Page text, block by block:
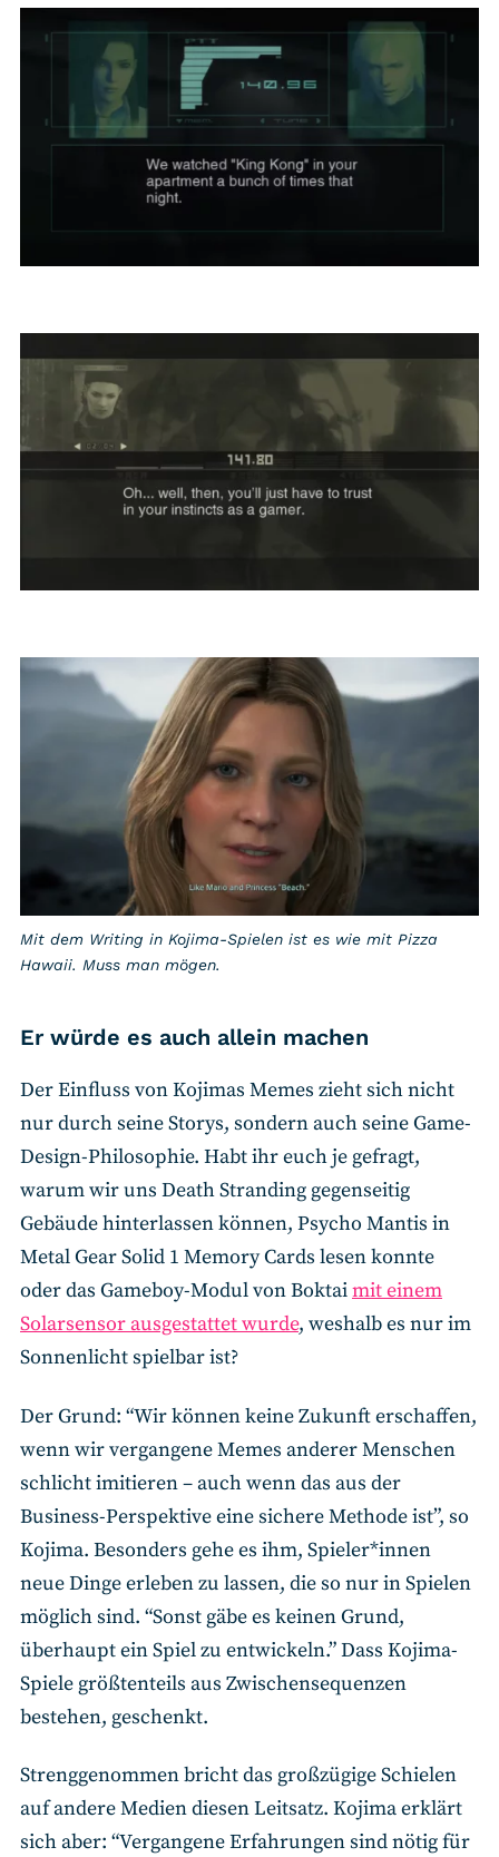
Mit dem Writing in Kojima-Spielen ist es wie mit Pizza
Hawaii. Muss man mögen.
Er würde es auch allein machen
Der Einfluss von Kojimas Memes zieht sich nicht
nur durch seine Storys, sondern auch seine Game-
Design-Philosophie. Habt ihr euch je gefragt,
warum wir uns Death Stranding gegenseitig
Gebäude hinterlassen können, Psycho Mantis in
Metal Gear Solid 1 Memory Cards lesen konnte
oder das Gameboy-Modul von Boktaimit einem
Solarsensor ausgestattet wurde, weshalb es nur im
Sonnenlicht spielbar ist?
Der Grund: “Wir können keine Zukunft erschaffen,
wenn wir vergangene Memes anderer Menschen
schlicht imitieren – auch wenn das aus der
Business-Perspektive eine sichere Methode ist”, so
Kojima. Besonders gehe es ihm, Spieler*innen
neue Dinge erleben zu lassen, die so nur in Spielen
möglich sind. “Sonst gäbe es keinen Grund,
überhaupt ein Spiel zu entwickeln.” Dass Kojima-
Spiele größtenteils aus Zwischensequenzen
bestehen, geschenkt.
Strenggenommen bricht das großzügige Schielen
auf andere Medien diesen Leitsatz. Kojima erklärt
sich aber: “Vergangene Erfahrungen sind nötig für